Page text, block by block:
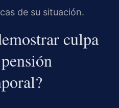
de su situación.
culpa